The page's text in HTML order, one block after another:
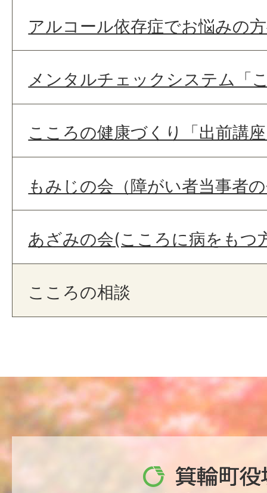
アルコール依存症でお悩みの
メンタルチェックシステム「
こころの健康づくり「出前講
もみじの会（障がい者当事者
あざみの会(こころに病をもつ
こころの相談
箕